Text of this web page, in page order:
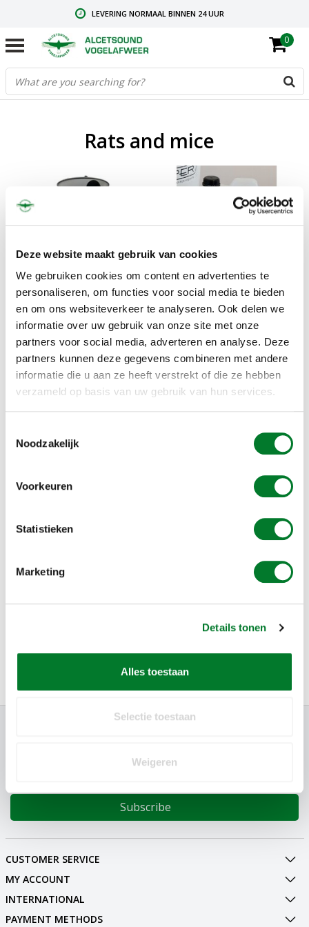
Deze website maakt gebruik van cookies
We gebruiken cookies om content en advertenties te
personaliseren, om functies voor social media te bieden
en om ons websiteverkeer te analyseren. Ook delen we
informatie over uw gebruik van onze site met onze
partners voor social media, adverteren en analyse. Deze
partners kunnen deze gegevens combineren met andere
informatie die u aan ze heeft verstrekt of die ze hebben
verzameld op basis van uw gebruik van hun services.
Noodzakelijk
Voorkeuren
Statistieken
Marketing
Details tonen
Alles toestaan
Selectie toestaan
Weigeren
LEVERING NORMAAL BINNEN 24 UUR
GRATIS VERZENDING VANAF € 59,00
CONTACT: +31.73.2032137
0
Rats and mice
Sale
Rodent trap
€885,00
Rodent trap - Copy
€109,00
Rodent trap - Copy
SUBSCRIBE TO NEWSLETTER
Subscribe
CUSTOMER SERVICE
MY ACCOUNT
INTERNATIONAL
PAYMENT METHODS